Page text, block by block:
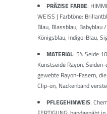
PRÄZISE FARBE:
WEISS | Farbtöne:
Blau, Blassblau, Babyblau
Königsblau, Indigo-Blau,
MATERIAL: 5% Seide
Kunstseide Rayon,
gewebte Rayon-Fasern,
Clip-on, Nackenband
PFLEGEHINWEIS: